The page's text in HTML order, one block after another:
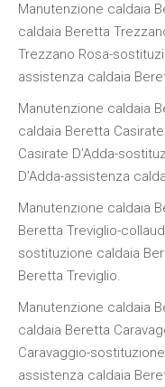
Manutenzione caldaia
caldaia Beretta
Trezzano Rosa-
assistenza caldaia
Manutenzione caldaia
caldaia Beretta
Casirate D’Adda-
D’Adda-assistenza
Manutenzione caldaia
Beretta Treviglio-
sostituzione caldaia
Beretta Treviglio.
Manutenzione caldaia
caldaia Beretta
Caravaggio-
assistenza caldaia